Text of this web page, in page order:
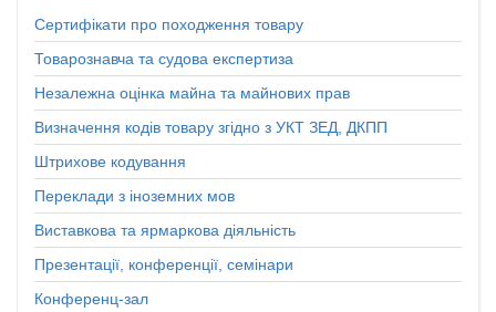
Сертифікати про походження товару
Товарознавча та судова експертиза
Незалежна оцінка майна та майнових прав
Визначення кодів товару згідно з УКТ ЗЕД, ДКПП
Штрихове кодування
Переклади з іноземних мов
Виставкова та ярмаркова діяльність
Презентації, конференції, семінари
Конференц-зал